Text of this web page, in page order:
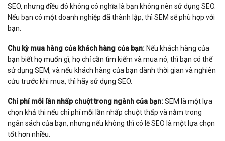
SEO, nhưng điều đó không có nghĩa là bạn không nên sử dụng SEO.
Nếu bạn có một doanh nghiệp đã thành lập, thì SEM sẽ phù hợp với
bạn.
Chu kỳ mua hàng của khách hàng của bạn: Nếu khách hàng của
bạn biết họ muốn gì, họ chỉ cần tìm kiếm và mua nó, thì bạn có thể
sử dụng SEM, và nếu khách hàng của bạn dành thời gian và nghiên
cứu trước khi mua, thì hãy sử dụng SEO.
Chi phí mỗi lần nhấp chuột trong ngành của bạn:SEM là một lựa
chọn khả thi nếu chi phí mỗi lần nhấp chuột thấp và nằm trong
ngân sách của bạn, nhưng nếu không thì có lẽ SEO là một lựa chọn
tốt hơn nhiều.